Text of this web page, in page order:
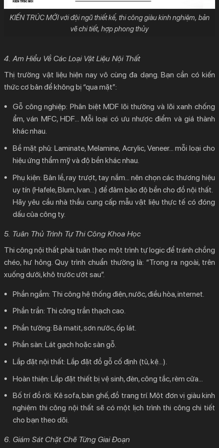
KIẾN TRÚC MỚI với đội ngũ thiết kế, thi công giàu kinh nghiệm, bản
vẽ chi tiết, hợp phong thủy
4. Am Hiểu Về Các Loại Vật Liệu Nội Thất
Thị trường vật liệu hiện nay vô cùng đa dạng. Bạn cần có kiến
thức cơ bản để không bị “qua mặt”:
Gỗ công nghiệp: Phân biệt MDF lõi thường và lõi xanh chống
ẩm, ván MFC, HDF… Mỗi loại có ưu nhược điểm và giá thành
khác nhau.
Bề mặt phủ: Laminate, Melamine, Acrylic, Veneer… mỗi loại cho
hiệu ứng thẩm mỹ và độ bền khác nhau.
Phụ kiện: Bản lề, ray trượt, tay nắm… nên chọn các thương hiệu
uy tín (Hafele, Blum, Ivan…) để đảm bảo độ bền cho đồ nội thất.
Hãy yêu cầu nhà thầu cung cấp mẫu vật liệu thực tế có đóng
dấu của công ty.
5. Tuân Thủ Trình Tự Thi Công Khoa Học
Thi công nội thất phải tuân theo một trình tự logic để tránh chồng
chéo, hư hỏng. Quy trình chuẩn thường là: “Trong ra ngoài, trên
xuống dưới, khô trước ướt sau”.
Phần ngầm: Thi công hệ thống điện, nước, điều hòa, internet.
Phần trần: Thi công trần thạch cao.
Phần tường: Bả matit, sơn nước, ốp lát.
Phần sàn: Lát gạch hoặc sàn gỗ.
Lắp đặt nội thất: Lắp đặt đồ gỗ cố định (tủ, kệ…).
Hoàn thiện: Lắp đặt thiết bị vệ sinh, đèn, công tắc, rèm cửa…
Bố trí đồ rời: Kê sofa, bàn ghế, đồ trang trí.Một đơn vị giàu kinh
nghiệm thi công nội thất sẽ có một lịch trình thi công chi tiết
cho bạn theo dõi.
6. Giám Sát Chặt Chẽ Từng Giai Đoạn